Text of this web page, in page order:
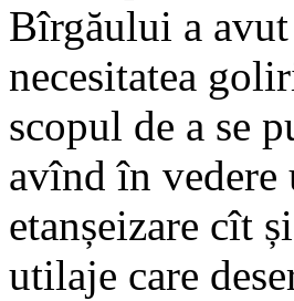
Bîrgăului a
necesitatea
scopul de a se
avînd în vedere
etanșeizare cît
utilaje care